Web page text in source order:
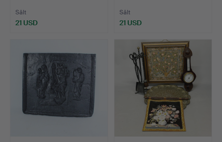
Sålt
21 USD
Sålt
21 USD